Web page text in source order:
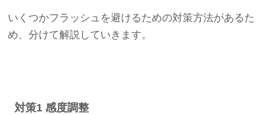
いくつかフラッシュを避けるための対策方法があるた
め、分けて解説していきます。
対策1 感度調整